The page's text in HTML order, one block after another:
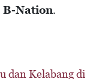
B-Nation.
dan Kelabang di